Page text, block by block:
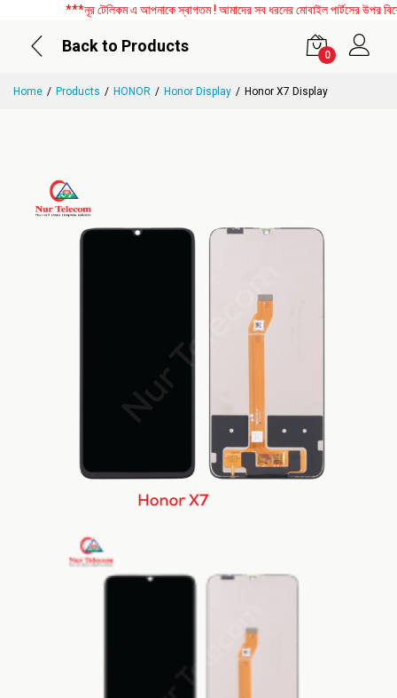
***নূর টেলিকম এ আপনাকে স্বাগতম ! আমাদের সব ধরনের মোবাইল পার্টসের উপর
Back to Products
0
Home Products HONOR Honor Display Honor X7 Display